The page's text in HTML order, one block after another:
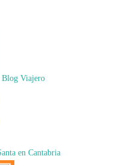
Blog Viajero
en Cantabria